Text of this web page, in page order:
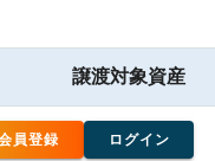
員登録 ログイン
譲渡対象資産